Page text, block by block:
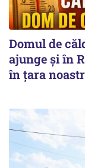
Domul de
ajunge și în
în țara